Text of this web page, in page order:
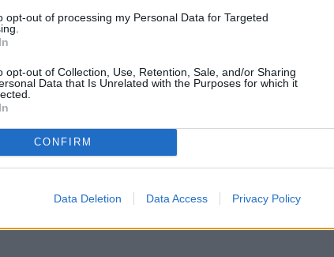
opt-out of processing my Personal Data for Targeted
opt-out of Collection, Use, Retention, Sale, and/or Sharing
Data that Is Unrelated with the Purposes for which it
CONFIRM
Data Deletion Data Access Privacy Policy